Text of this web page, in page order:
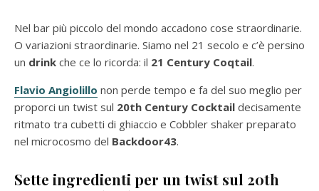
Nel bar più piccolo del mondo accadono cose straordinarie.
O variazioni straordinarie. Siamo nel 21 secolo e c’è persino
un drink che ce lo ricorda: il 21 Century Coqtail.
Flavio Angiolillo non perde tempo e fa del suo meglio per
proporci un twist sul 20th Century Cocktail decisamente
ritmato tra cubetti di ghiaccio e Cobbler shaker preparato
nel microcosmo del Backdoor43.
Sette ingredienti per un twist sul 20th